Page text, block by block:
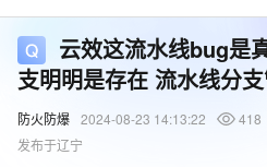
云效这流水线bug是
支明明是存在 流水线分支
防火防爆 2024-08-23 14:13:22
418
发布于辽宁